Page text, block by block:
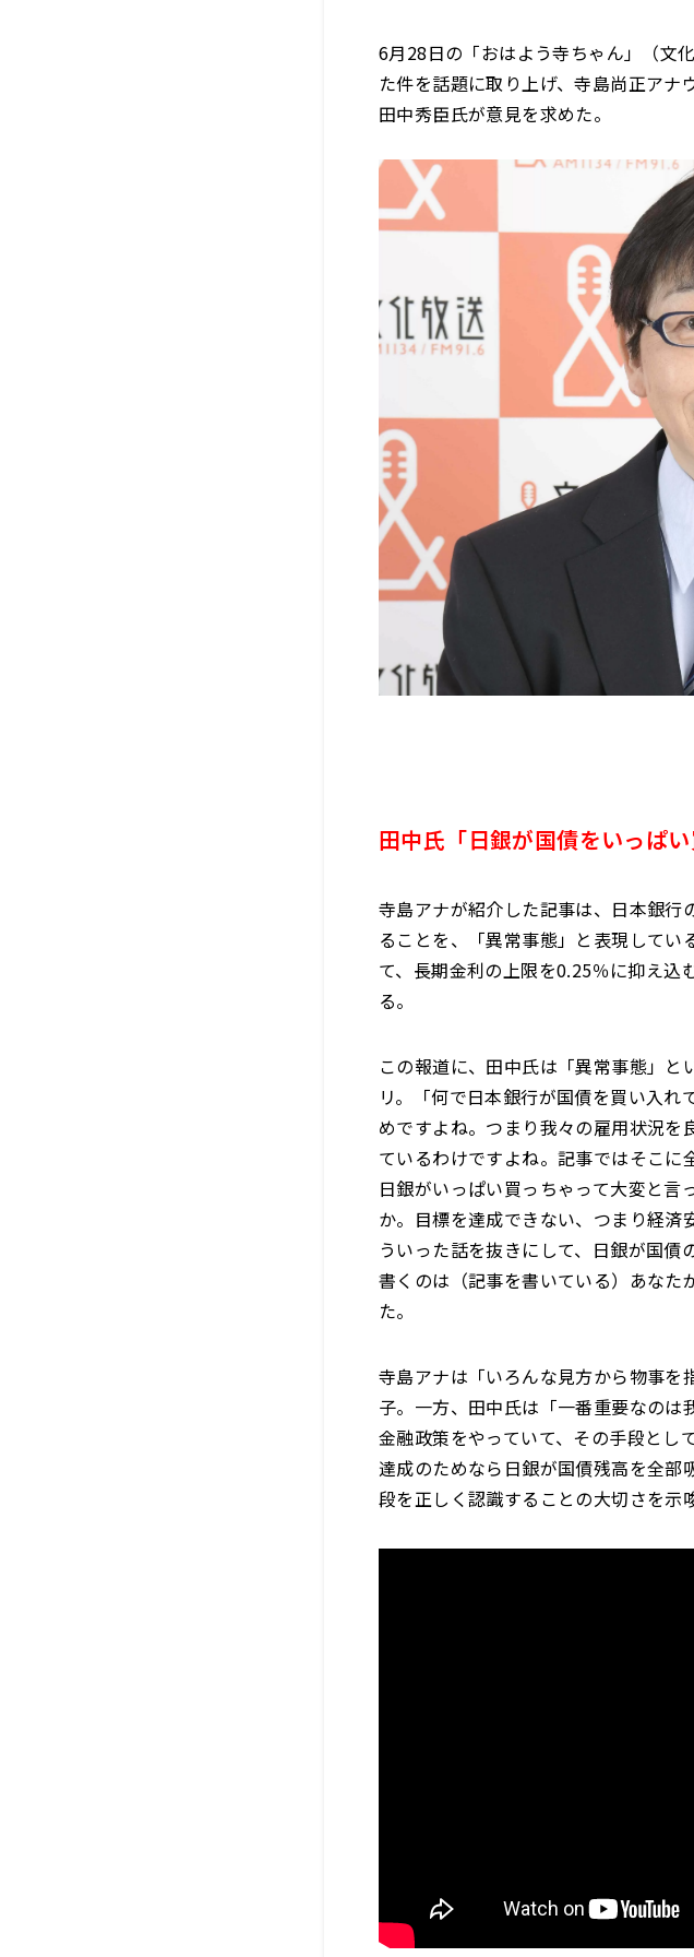
6月28日の「おはよう寺ちゃん」（文
た件を話題に取り上げ、寺島尚正ア
田中秀臣氏が意見を求めた。
田中氏「日銀が国債をいっぱい
寺島アナが紹介した記事は、日本銀行
ることを、「異常事態」と表現して
て、長期金利の上限を0.25％に抑え込
る。
この報道に、田中氏は「異常事態」
リ。「何で日本銀行が国債を買い入
めですよね。つまり我々の雇用状況を
ているわけですよね。記事ではそこに
日銀がいっぱい買っちゃって大変と言
か。目標を達成できない、つまり経
ういった話を抜きにして、日銀が国
書くのは（記事を書いている）あなた
た。
寺島アナは「いろんな見方から物事を
子。一方、田中氏は「一番重要なのは
金融政策をやっていて、その手段とし
達成のためなら日銀が国債残高を全部
段を正しく認識することの大切さを示